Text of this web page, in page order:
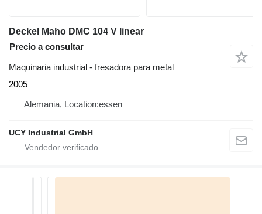
Deckel Maho DMC 104 V linear
Precio a consultar
Maquinaria industrial - fresadora para metal
2005
Alemania, Location:essen
UCY Industrial GmbH